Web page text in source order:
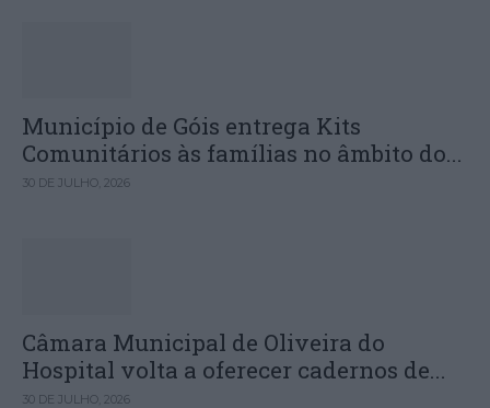
Município de Góis entrega Kits
Comunitários às famílias no âmbito do...
30 DE JULHO, 2026
Câmara Municipal de Oliveira do
Hospital volta a oferecer cadernos de...
30 DE JULHO, 2026